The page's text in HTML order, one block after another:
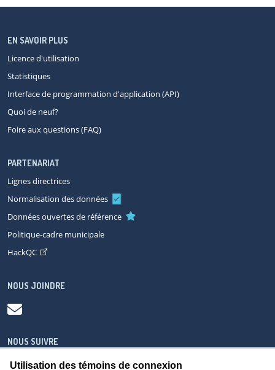
Utilisation des témoins de connexion
EN SAVOIR PLUS
Licence d'utilisation
Statistiques
Interface de programmation d'application (API)
Quoi de neuf?
Foire aux questions (FAQ)
PARTENARIAT
Lignes directrices
Normalisation des données
Données ouvertes de référence
Politique-cadre municipale
HackQC
NOUS JOINDRE
NOUS SUIVRE